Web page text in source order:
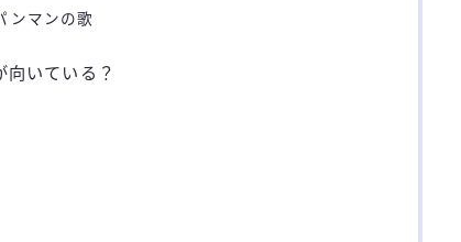
ンマンの歌
いている？